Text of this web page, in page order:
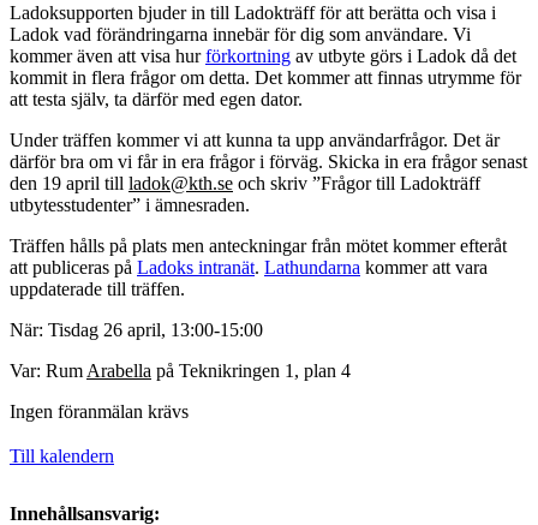
Ladoksupporten bjuder in till Ladokträff för att berätta och visa i
Ladok vad förändringarna innebär för dig som användare. Vi
kommer även att visa hurförkortning av utbyte görs i Ladok då det
kommit in flera frågor om detta. Det kommer att finnas utrymme för
att testa själv, ta därför med egen dator.
Under träffen kommer vi att kunna ta upp användarfrågor. Det är
därför bra om vi får in era frågor i förväg. Skicka in era frågor senast
den 19 april till ladok@kth.se och skriv ”Frågor till Ladokträff
utbytesstudenter” i ämnesraden.
Träffen hålls på plats men anteckningar från mötet kommer efteråt
att publiceras på Ladoks intranät. Lathundarna kommer att vara
uppdaterade till träffen.
När: Tisdag 26 april, 13:00-15:00
Var: Rum Arabella på Teknikringen 1, plan 4
Ingen föranmälan krävs
Till kalendern
Innehållsansvarig: